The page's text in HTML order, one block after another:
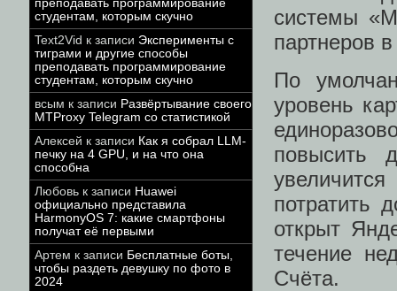
преподавать программирование
студентам, которым скучно
Text2Vid к записи Эксперименты с
тиграми и другие способы
преподавать программирование
студентам, которым скучно
всым к записи Развёртывание своего
MTProxy Telegram со статистикой
Алексей к записи Как я собрал LLM-
печку на 4 GPU, и на что она
способна
Любовь к записи Huawei
официально представила
HarmonyOS 7: какие смартфоны
получат её первыми
Артем к записи Бесплатные боты,
чтобы раздеть девушку по фото в
2024
системы
партнеров
По
уровень
повысить
потратить
открыт
течение
Счёта.